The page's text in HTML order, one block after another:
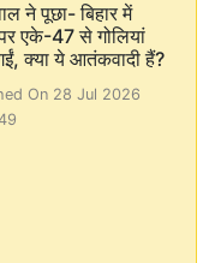
ने पूछा- बिहार में
एके-47 से गोलियां
क्या ये आतंकवादी हैं?
On 28 Jul 2026